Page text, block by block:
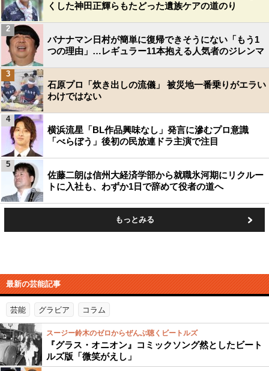
くした神田正輝らもたどった遺族ケアの道のり
バナナマン日村が簡単に復帰できそうにない「もう1
つの理由」…レギュラー11本抱える人気者のジレンマ
2
石原プロ「炊き出しの流儀」 被災地一番乗りがエラい
わけではない
3
横浜流星「BL作品興味なし」発言に滲むプロ意識
「べらぼう」後初の民放連ドラ主演で注目
4
佐藤二朗は信州大経済学部から就職氷河期にリクルー
トに入社も、わずか1日で辞めて役者の道へ
5
もっとみる
最新の芸能記事
芸能 グラビア コラム
スージー鈴木のゼロからぜんぶ聴くビートルズ
『グラス・オニオン』コミックソング然としたビート
ルズ版「微笑がえし」